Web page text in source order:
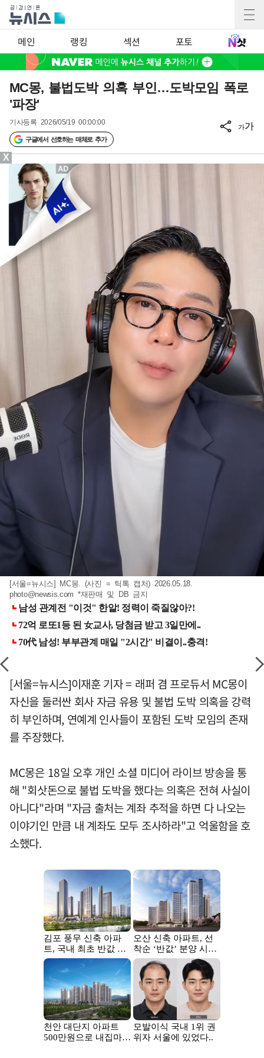
메인 랭킹 섹션 포토
MC몽, 불법도박 의혹 부인…도박모임 폭로
'파장'
기사등록 2026/05/19 00:00:00
구글에서 선호하는 매체로 추가
가가
[서울=뉴시스] MC몽. (사진 = 틱톡 캡처) 2026.05.18.
photo@newsis.com *재판매 및 DB 금지
[서울=뉴시스]이재훈 기자 = 래퍼 겸 프로듀서 MC몽이
자신을 둘러싼 회사 자금 유용 및 불법 도박 의혹을 강력
히 부인하며, 연예계 인사들이 포함된 도박 모임의 존재
를 주장했다.
MC몽은 18일 오후 개인 소셜 미디어 라이브 방송을 통
해 "회삿돈으로 불법 도박을 했다는 의혹은 전혀 사실이
아니다"라며 "자금 출처는 계좌 추적을 하면 다 나오는
이야기인 만큼 내 계좌도 모두 조사하라"고 억울함을 호
소했다.
X